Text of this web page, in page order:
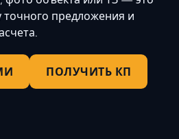
точного предложения и
ПОЛУЧИТЬ КП